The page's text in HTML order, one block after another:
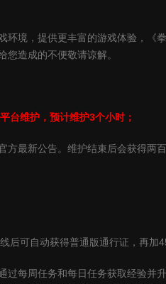
环境，提供更丰富的游戏体验，《
造成的不便敬请谅解。
平台维护，预计维护3个小时；
方最新公告。维护结束后会获得两
后可自动获得普通版通行证，再加
过每周任务和每日任务获取经验并